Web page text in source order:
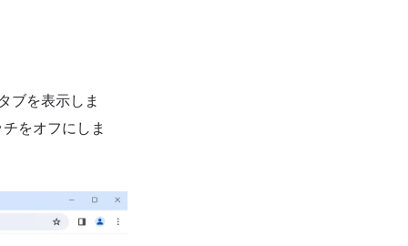
ブを表示しま
をオフにしま